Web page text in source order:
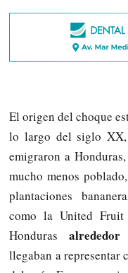
El origen del choque
lo largo del siglo XX,
emigraron a
mucho menos
plantaciones
como la United
Honduras alrededor
llegaban a representar